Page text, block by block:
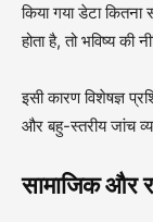
किया गया डेटा कितना
होता है, तो भविष्य की
इसी कारण विशेषज्ञ
और बहु-स्तरीय जांच
सामाजिक और